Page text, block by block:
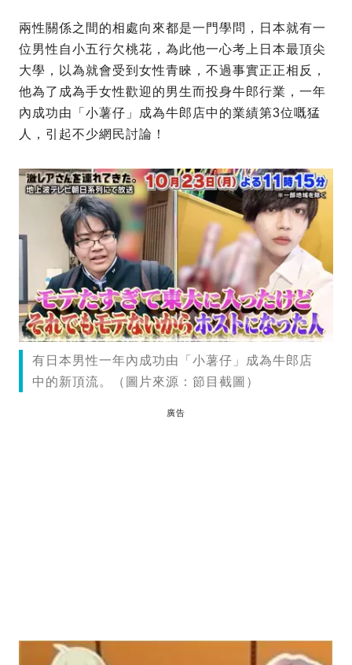
兩性關係之間的相處向來都是一門學問，日本就有一
位男性自小五行欠桃花，為此他一心考上日本最頂尖
大學，以為就會受到女性青睞，不過事實正正相反，
他為了成為手女性歡迎的男生而投身牛郎行業，一年
內成功由「小薯仔」成為牛郎店中的業績第3位嘅猛
人，引起不少網民討論！
有日本男性一年內成功由「小薯仔」成為牛郎店
中的新頂流。（圖片來源：節目截圖）
廣告